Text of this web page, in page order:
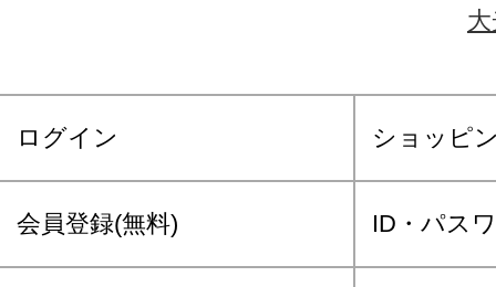
ログイン ショッピ
会員登録(無料) ID・パス